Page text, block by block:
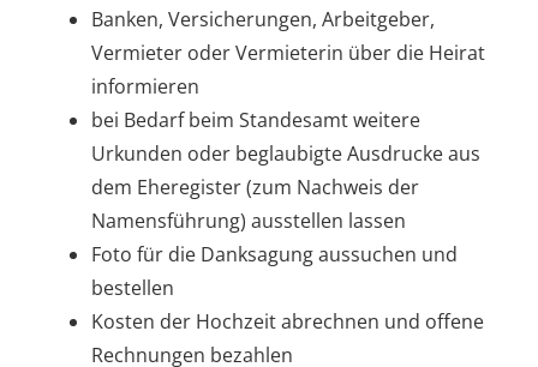
Banken, Versicherungen, Arbeitgeber,
Vermieter oder Vermieterin über die Heirat
informieren
bei Bedarf beim Standesamt weitere
Urkunden oder beglaubigte Ausdrucke aus
dem Eheregister (zum Nachweis der
Namensführung) ausstellen lassen
Foto für die Danksagung aussuchen und
bestellen
Kosten der Hochzeit abrechnen und offene
Rechnungen bezahlen